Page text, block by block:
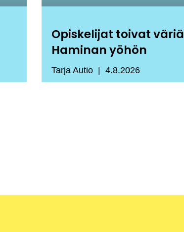
Opiskelijat toivat väriä
Haminan yöhön
Tarja Autio 4.8.2026